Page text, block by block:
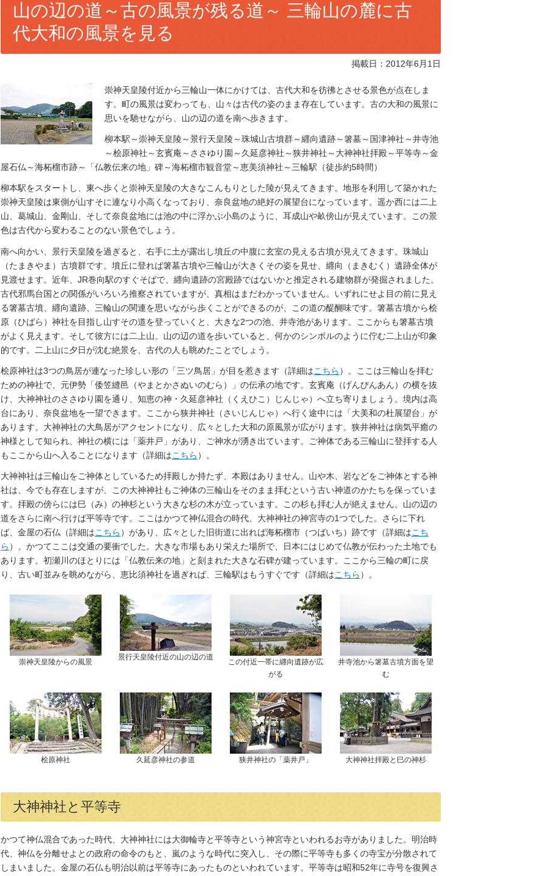
山の辺の道～古の風景が残る道～ 三輪山の麓に古
代大和の風景を見る
掲載日：2012年6月1日
崇神天皇陵付近から三輪山一体にかけては、古代大和を彷彿とさせる景色が点在しま
す。町の風景は変わっても、山々は古代の姿のまま存在しています。古の大和の風景に
思いを馳せながら、山の辺の道を南へ歩きます。
柳本駅～崇神天皇陵～景行天皇陵～珠城山古墳群～纒向遺跡～箸墓～国津神社～井寺池
～桧原神社～玄賓庵～ささゆり園～久延彦神社～狭井神社～大神神社拝殿～平等寺～金
屋石仏～海柘榴市跡～「仏教伝来の地」碑～海柘榴市観音堂～恵美須神社～三輪駅（徒歩約5時間）
柳本駅をスタートし、東へ歩くと崇神天皇陵の大きなこんもりとした陵が見えてきます。地形を利用して築かれた
崇神天皇陵は東側が山すそに連なり小高くなっており、奈良盆地の絶好の展望台になっています。遥か西には二上
山、葛城山、金剛山、そして奈良盆地には池の中に浮かぶ小島のように、耳成山や畝傍山が見えています。この景
色は古代から変わることのない景色でしょう。
南へ向かい、景行天皇陵を過ぎると、右手に土が露出し墳丘の中腹に玄室の見える古墳が見えてきます。珠城山
（たまきやま）古墳群です。墳丘に登れば箸墓古墳や三輪山が大きくその姿を見せ、纒向（まきむく）遺跡全体が
見渡せます。近年、JR巻向駅のすぐそばで、纒向遺跡の宮殿跡ではないかと推定される建物群が発掘されました。
古代邪馬台国との関係がいろいろ推察されていますが、真相はまだわかっていません。いずれにせよ目の前に見え
る箸墓古墳、纒向遺跡、三輪山の関連を思いながら歩くことができるのが、この道の醍醐味です。箸墓古墳から桧
原（ひばら）神社を目指し山すその道を登っていくと、大きな2つの池、井寺池があります。ここからも箸墓古墳
がよく見えます。そして彼方には二上山。山の辺の道を歩いていると、何かのシンボルのように佇む二上山が印象
的です。二上山に夕日が沈む絶景を、古代の人も眺めたことでしょう。
桧原神社は3つの鳥居が連なった珍しい形の「三ツ鳥居」が目を惹きます（詳細はこちら ）。ここは三輪山を拝む
ための神社で、元伊勢「倭笠縫邑（やまとかさぬいのむら）」の伝承の地です。玄賓庵（げんぴんあん）の横を抜
け、大神神社のささゆり園を通り、知恵の神・久延彦神社（くえひこ）じんじゃ）へ立ち寄りましょう。境内は高
台にあり、奈良盆地を一望できます。ここから狭井神社（さいじんじゃ）へ行く途中には「大美和の杜展望台」が
あります。大神神社の大鳥居がアクセントになり、広々とした大和の原風景が広がります。狭井神社は病気平癒の
神様として知られ、神社の横には「薬井戸」があり、ご神水が湧き出ています。ご神体である三輪山に登拝する人
もここから山へ入ることになります（詳細はこちら ）。
大神神社は三輪山をご神体としているため拝殿しか持たず、本殿はありません。山や木、岩などをご神体とする神
社は、今でも存在しますが、この大神神社もご神体の三輪山をそのまま拝むという古い神道のかたちを保っていま
す。拝殿の傍らには巳（み）の神杉という大きな杉の木が立っています。この杉も拝む人が絶えません。山の辺の
道をさらに南へ行けば平等寺です。ここはかつて神仏混合の時代、大神神社の神宮寺の1つでした。さらに下れ
ば、金屋の石仏（詳細はこちら ）があり、広々とした旧街道に出れば海柘榴市（つばいち）跡です（詳細はこち
ら ）。かつてここは交通の要衝でした。大きな市場もあり栄えた場所で、日本にはじめて仏教が伝わった土地でも
あります。初瀬川のほとりには「仏教伝来の地」と刻まれた大きな石碑が建っています。ここから三輪の町に戻
り、古い町並みを眺めながら、恵比須神社を過ぎれば、三輪駅はもうすぐです（詳細はこちら ）。
崇神天皇陵からの風景
景行天皇陵付近の山の辺の道
この付近一帯に纒向遺跡が広
がる
井寺池から箸墓古墳方面を望
む
桧原神社 久延彦神社の参道 狭井神社の「薬井戸」 大神神社拝殿と巳の神杉
大神神社と平等寺
かつて神仏混合であった時代、大神神社には大御輪寺と平等寺という神宮寺といわれるお寺がありました。明治時
代、神仏を分離せよとの政府の命令のもと、嵐のような時代に突入し、その際に平等寺も多くの寺宝が分散されて
しまいました。金屋の石仏も明治以前は平等寺にあったものといわれています。平等寺は昭和52年に寺号を復興さ